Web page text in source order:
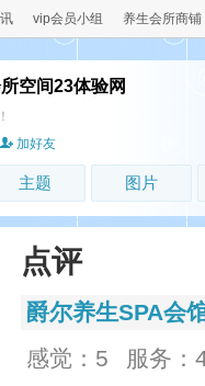
vip会员小组 养生会所商铺
空间23体验网
加好友
主题 图片
点评
爵尔养生SPA会
感觉：5
服务：